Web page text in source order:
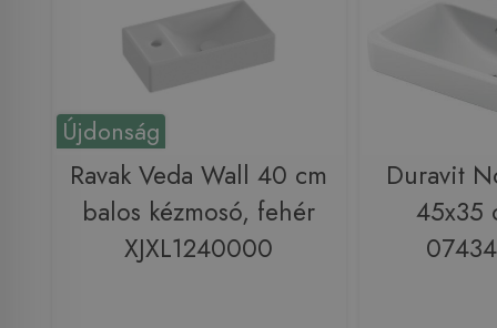
Újdonság
Ravak Veda Wall 40 cm
balos kézmosó, fehér
XJXL1240000
Duravit
45x35